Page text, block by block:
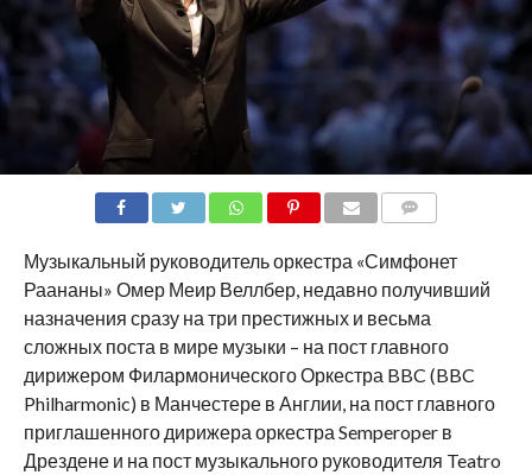
Музыкальный руководитель оркестра «Симфонет
Раананы» Омер Меир Веллбер, недавно получивший
назначения сразу на три престижных и весьма
сложных поста в мире музыки – на пост главного
дирижером Филармонического Оркестра BBC (BBC
Philharmonic) в Манчестере в Англии, на пост главного
приглашенного дирижера оркестра Semperoper в
Дрездене и на пост музыкального руководителя Teatro